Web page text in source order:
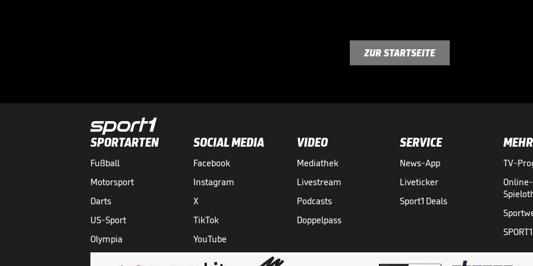
ZUR STARTSEITE
SPORTARTEN
Fußball
Motorsport
Darts
US-Sport
Olympia
SOCIAL MEDIA
Facebook
Instagram
X
TikTok
YouTube
VIDEO
Mediathek
Livestream
Podcasts
Doppelpass
SERVICE
News-App
Liveticker
Sport1 Deals
MEHR
TV-